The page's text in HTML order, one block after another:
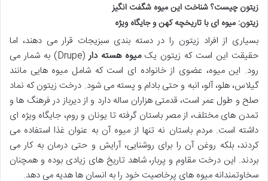
زیتون چیست؟ شناخت این میوه شگفت انگیز
زیتون: میوه ای با تاریخچه کهن و جایگاه ویژه
بسیاری از افراد زیتون را در دسته بندی سبزیجات قرار می دهند، اما
حقیقت این است که زیتون یکمیوه هسته دار
(Drupe) به شمار می
رود. این میوه، عضوی از خانواده ای است که شامل میوه هایی مانند
گیلاس، هلو، آلو، انبه و حتی بادام و پسته می شود. درخت زیتون که نماد
صلح و طول عمر است، قدمتی هزاران ساله دارد و از دیرباز در فرهنگ ها و
تمدن های مختلف، از مصر باستان گرفته تا یونان و روم، جایگاه ویژه ای
داشته است. مردم باستان نه تنها از میوه آن به عنوان غذا استفاده می
کردند، بلکه روغن آن را برای روشنایی، آرایش و حتی درمان به کار می
بردند. این درخت مقاوم و پربار، شاهد تاریخ های زیادی بوده و همچنان
سخاوتمندانه میوه های پرخاصیت خود را به انسان ها هدیه می دهد.